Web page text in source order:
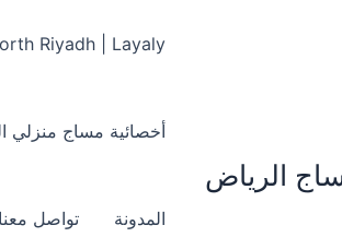
الرياض
| Layaly ‏‪0548728631
أخصائية مساج منزلي
المدونة تواصل معنا